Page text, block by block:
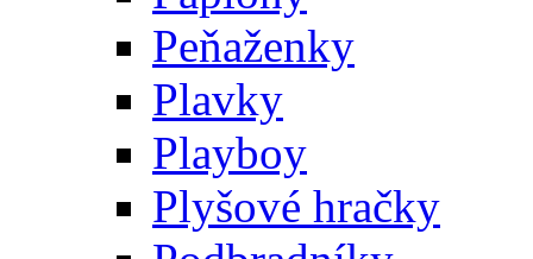
Peňaženky
Plavky
Playboy
Plyšové hračky